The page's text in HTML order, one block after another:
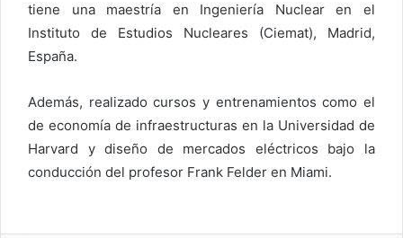
tiene una maestría en Ingeniería Nuclear en el
Instituto de Estudios Nucleares (Ciemat), Madrid,
España.
Además, realizado cursos y entrenamientos como el
de economía de infraestructuras en la Universidad de
Harvard y diseño de mercados eléctricos bajo la
conducción del profesor Frank Felder en Miami.